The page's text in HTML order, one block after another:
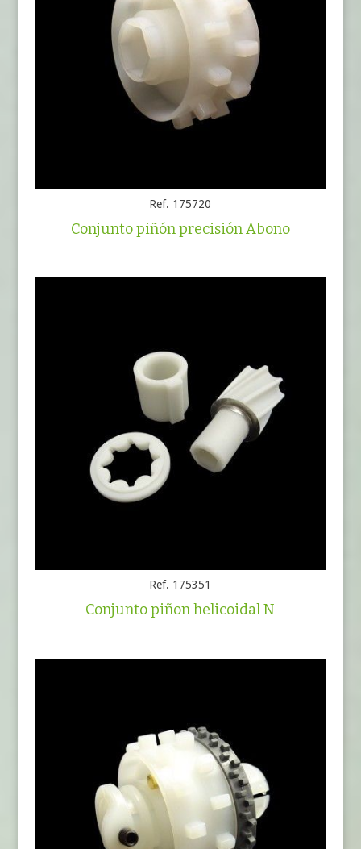
Ref. 175720
Conjunto piñón precisión Abono
Ref. 175351
Conjunto piñon helicoidal N